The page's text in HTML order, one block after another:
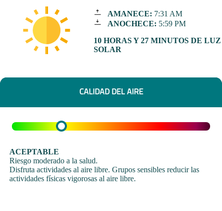
AMANECE: 7:31 AM
ANOCHECE: 5:59 PM
10 HORAS Y 27 MINUTOS DE LUZ
SOLAR
CALIDAD DEL AIRE
ACEPTABLE
Riesgo moderado a la salud.
Disfruta actividades al aire libre. Grupos sensibles reducir las
actividades físicas vigorosas al aire libre.